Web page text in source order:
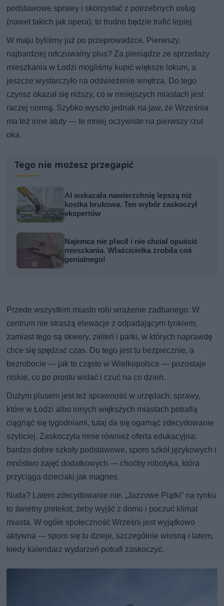
podstawowe sprawy i skorzystać z potrzebnych usług
(nawet takich jak opera), to trudno będzie trafić lepiej.
W maju byliśmy już po przeprowadzce. Pierwszy,
najbardziej odczuwalny plus? Za pieniądze ze sprzedaży
mieszkania w Łodzi mogliśmy kupić większe lokum, a
jeszcze wystarczyło na odświeżenie wnętrza. Do tego
czynsz okazał się niższy, co w mniejszych miastach jest
raczej normą. Szybko wyszło jednak na jaw, że Września
ma też inne atuty — te mniej oczywiste na pierwszy rzut
oka.
Tego nie możesz przegapić
AI wskazała nawierzchnię lepszą niż
kostka brukowa. Ten wybór zaskoczył
ekspertów
Najemca nie płacił i nie chciał opuścić
mieszkania. Właścicielka zrobiła coś
genialnego!
Przede wszystkim miasto robi wrażenie zadbanego. W
centrum nie straszą elewacje z odpadającym tynkiem;
zamiast tego są skwery, zieleń i parki, w których naprawdę
chce się spędzać czas. Do tego jest tu bezpiecznie, a
bezrobocie — jak to często w Wielkopolsce — pozostaje
niskie, co po prostu widać i czuć na co dzień.
Dużym plusem jest też sprawność w urzędach: sprawy,
które w Łodzi albo innych większych miastach potrafią
ciągnąć się tygodniami, tutaj da się ogarnąć zdecydowanie
szybciej. Zaskoczyła mnie również oferta edukacyjna:
bardzo dobre szkoły podstawowe, sporo szkół językowych i
mnóstwo zajęć dodatkowych — choćby robotyka, która
przyciąga dzieciaki jak magnes.
Nuda? Latem zdecydowanie nie. „Jazzowe Piątki” na rynku
to świetny pretekst, żeby wyjść z domu i poczuć klimat
miasta. W ogóle społeczność Wrześni jest wyjątkowo
aktywna — sporo się tu dzieje, szczególnie wiosną i latem,
kiedy kalendarz wydarzeń potrafi zaskoczyć.